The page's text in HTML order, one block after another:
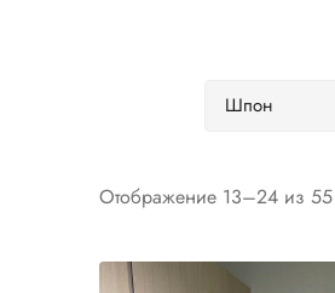
Отображение 13–24 из 55